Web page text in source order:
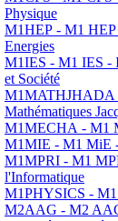
Physique
M1HEP - M1 HEP
Energies
M1IES - M1 IES -
et Société
M1MATHJHADA
Mathématiques
M1MECHA - M1
M1MIE - M1 MiE
M1MPRI - M1
l'Informatique
M1PHYSICS -
M2AAG - M2